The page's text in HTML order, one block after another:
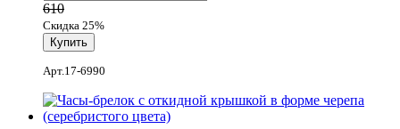
610
Скидка 25%
Арт.17-6990